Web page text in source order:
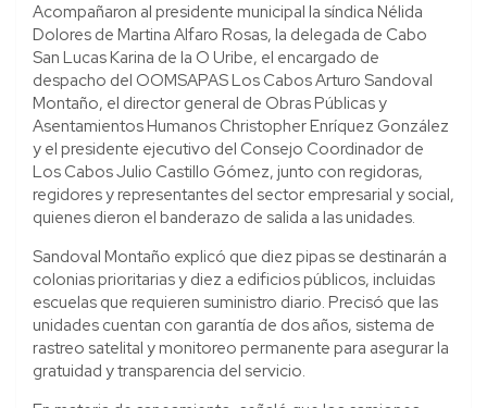
Acompañaron al presidente municipal la síndica Nélida
Dolores de Martina Alfaro Rosas, la delegada de Cabo
San Lucas Karina de la O Uribe, el encargado de
despacho del OOMSAPAS Los Cabos Arturo Sandoval
Montaño, el director general de Obras Públicas y
Asentamientos Humanos Christopher Enríquez González
y el presidente ejecutivo del Consejo Coordinador de
Los Cabos Julio Castillo Gómez, junto con regidoras,
regidores y representantes del sector empresarial y social,
quienes dieron el banderazo de salida a las unidades.
Sandoval Montaño explicó que diez pipas se destinarán a
colonias prioritarias y diez a edificios públicos, incluidas
escuelas que requieren suministro diario. Precisó que las
unidades cuentan con garantía de dos años, sistema de
rastreo satelital y monitoreo permanente para asegurar la
gratuidad y transparencia del servicio.